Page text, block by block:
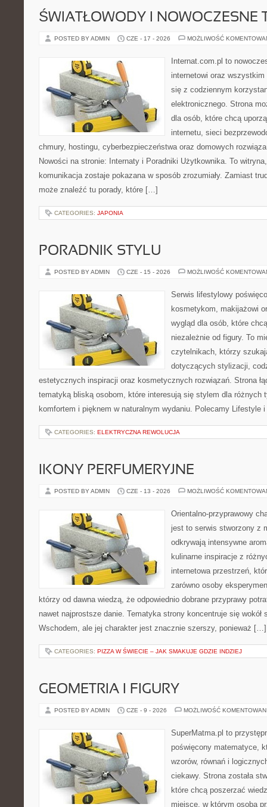
ŚWIATŁOWODY I NOWOCZESNE
POSTED BY ADMIN CZE - 17 - 2026 MOŻLIWOŚĆ
Internat.com.pl to
internetowi oraz
się z codziennym
elektronicznego. Strona
dla osób, które chcą
internetu, sieci
chmury, hostingu, cyberbezpieczeństwa oraz domowych
Nowości na stronie: Internaty i Poradniki Użytkownika. To
komunikacja zostaje pokazana w sposób zrozumiały. Zamiast
może znaleźć tu porady, które […]
CATEGORIES: JAPONIA
PORADNIK STYLU
POSTED BY ADMIN CZE - 15 - 2026 MOŻLIWOŚĆ
Serwis lifestylowy
kosmetykom, makijażowi
wygląd dla osób, które
niezależnie od figury. To
czytelnikach, którzy
dotyczących stylizacji,
estetycznych inspiracji oraz kosmetycznych rozwiązań. Strona
tematyką bliską osobom, które interesują się stylem dla różnych
komfortem i pięknem w naturalnym wydaniu. Polecamy Lifestyle
CATEGORIES: ELEKTRYCZNA REWOLUCJA
IKONY PERFUMERYJNE
POSTED BY ADMIN CZE - 13 - 2026 MOŻLIWOŚĆ
Orientalno-przyprawowy
jest to serwis stworzony z
odkrywają intensywne
kulinarne inspiracje z
internetowa przestrzeń,
zarówno osoby
którzy od dawna wiedzą, że odpowiednio dobrane przyprawy
nawet najprostsze danie. Tematyka strony koncentruje się wokół
Wschodem, ale jej charakter jest znacznie szerszy, ponieważ […]
CATEGORIES: PIZZA W ŚWIECIE – JAK SMAKUJE GDZIE INDZIEJ
GEOMETRIA I FIGURY
POSTED BY ADMIN CZE - 9 - 2026 MOŻLIWOŚĆ
SuperMatma.pl to
poświęcony matematyce,
wzorów, równań i
ciekawy. Strona została
które chcą poszerzać
miejsce, w którym osoba